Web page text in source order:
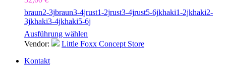
braun2-3jbraun3-4jrust1-2jrust3-4jrust5-6jkhaki1-2jkhaki2-
3jkhaki3-4jkhaki5-6j
Ausführung wählen
Vendor:
Little Foxx Concept Store
Kontakt